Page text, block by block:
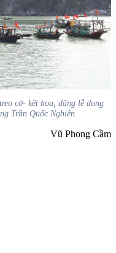
cờ- kết hoa, dâng lễ dong
Trần Quốc Nghiễn.
Vũ Phong Cầm